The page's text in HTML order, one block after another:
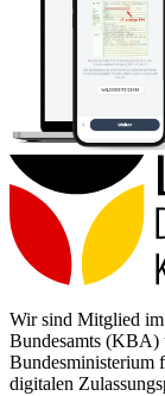
Wir sind Mitglied
Bundesamts (KBA)
Bundesministerium
digitalen